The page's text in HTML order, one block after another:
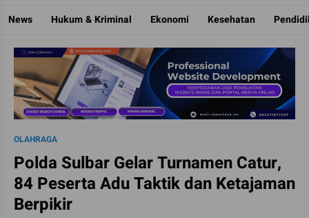
Reportase
Mengulas Fakta Di Balik Cerita
News Hukum & Kriminal Ekonomi Kesehatan
OLAHRAGA
Polda Sulbar Gelar Turnamen Catur,
84 Peserta Adu Taktik dan Ketajaman
Berpikir